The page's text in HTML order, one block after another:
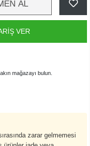
AL
VER
mağazayı bulun.
zarar gelmemesi